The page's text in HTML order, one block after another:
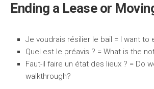
Ending a Lease or
Je voudrais résilier le bail = I want to
Quel est le préavis ? = What is the
Faut-il faire un état des lieux ? = Do
walkthrough?